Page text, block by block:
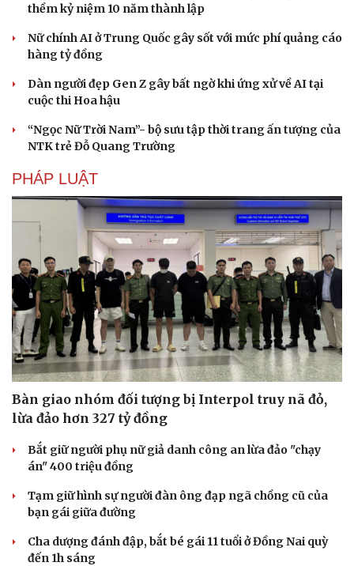
Văn hóa
Sân khấu - Điện ảnh
Âm nhạc
Di sản
Giải trí
Sao Việt
thềm kỷ niệm 10 năm thành lập
Nữ chính AI ở Trung Quốc gây sốt với mức phí quảng cáo
hàng tỷ đồng
Dàn người đẹp Gen Z gây bất ngờ khi ứng xử về AI tại
cuộc thi Hoa hậu
“Ngọc Nữ Trời Nam”- bộ sưu tập thời trang ấn tượng của
NTK trẻ Đỗ Quang Trường
PHÁP LUẬT
Bàn giao nhóm đối tượng bị Interpol truy nã đỏ,
lừa đảo hơn 327 tỷ đồng
Bắt giữ người phụ nữ giả danh công an lừa đảo "chạy
án" 400 triệu đồng
Tạm giữ hình sự người đàn ông đạp ngã chồng cũ của
bạn gái giữa đường
Cha dượng đánh đập, bắt bé gái 11 tuổi ở Đồng Nai quỳ
đến 1h sáng